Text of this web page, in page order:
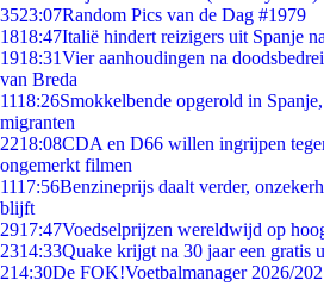
3523:07Random Pics van de Dag #1979
1818:47Italië hindert reizigers uit Spanje
1918:31Vier aanhoudingen na
van Breda
1118:26Smokkelbende opgerold in
migranten
2218:08CDA en D66 willen ingrijpen
ongemerkt filmen
1117:56Benzineprijs daalt verder,
blijft
2917:47Voedselprijzen wereldwijd op
2314:33Quake krijgt na 30 jaar een gratis
214:30De FOK!Voetbalmanager 2026/